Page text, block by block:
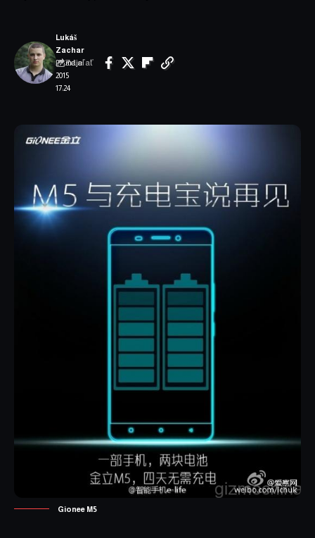
27. mája
2015
17:24
Lukáš
Zachar
Zdieľať
Gionee M5